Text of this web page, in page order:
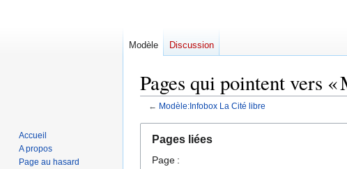
Pages qui pointent vers
← Modèle:Infobox La Cité libre
Pages liées
Page :
Modèle Discussion
Accueil
A propos
Page au hasard